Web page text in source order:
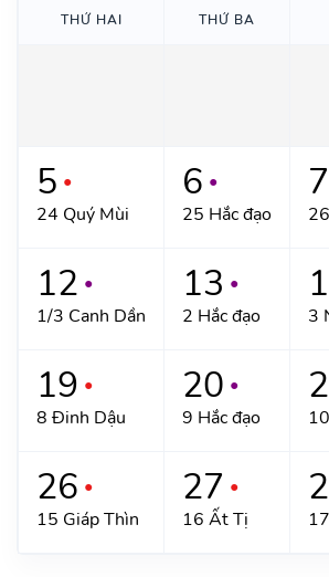
THỨ HAI THỨ BA
5 ●
24 Quý Mùi
6 ●
25 Hắc đạo
7
12 ●
1/3 Canh Dần
13 ●
2 Hắc đạo 3
19 ●
8 Đinh Dậu
20 ●
9 Hắc đạo
26 ●
15 Giáp Thìn
27 ●
16 Ất Tị